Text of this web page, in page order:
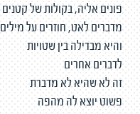
פונים אליה, בקולות של קטנים
מדברים לאט, חוזרים על מילים
והיא מבדילה בין שטויות
לדברים אחרים
זה לא שהיא לא מדברת
פשוט יוצא לה מהפה